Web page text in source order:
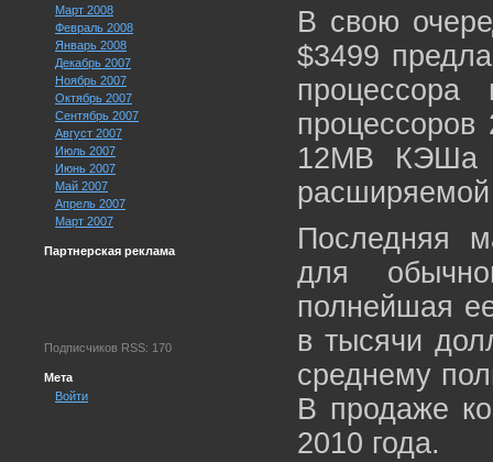
Март 2008
Февраль 2008
Январь 2008
Декабрь 2007
Ноябрь 2007
Октябрь 2007
Сентябрь 2007
Август 2007
Июль 2007
Июнь 2007
Май 2007
Апрель 2007
Март 2007
Партнерская реклама
Подписчиков RSS: 170
Мета
Войти
В свою
$3499
12MB КЭШа
Последняя
для
полнейшая
в тысячи
среднему
В продаже
2010 года.